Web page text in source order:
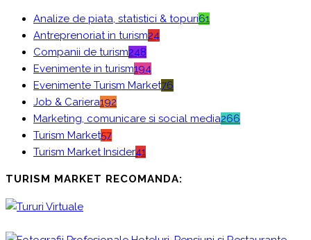
Analize de piata, statistici & topuri61
Antreprenoriat in turism24
Companii de turism248
Evenimente in turism194
Evenimente Turism Market76
Job & Cariera192
Marketing, comunicare si social media266
Turism Market57
Turism Market Insider41
TURISM MARKET RECOMANDA: